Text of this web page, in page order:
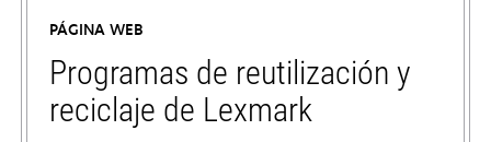
una
pestaña
nueva
PÁGINA WEB
Programas de reutilización y
reciclaje de Lexmark